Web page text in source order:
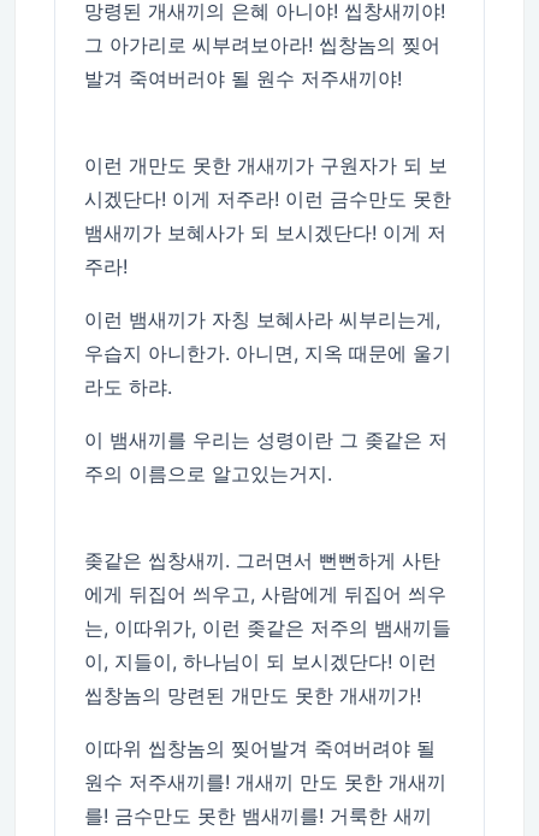
망령된 개새끼의 은혜 아니야! 씹창새끼야!
그 아가리로 씨부려보아라! 씹창놈의 찢어
발겨 죽여버러야 될 원수 저주새끼야!
이런 개만도 못한 개새끼가 구원자가 되 보
시겠단다! 이게 저주라! 이런 금수만도 못한
뱀새끼가 보혜사가 되 보시겠단다! 이게 저
주라!
이런 뱀새끼가 자칭 보혜사라 씨부리는게,
우습지 아니한가. 아니면, 지옥 때문에 울기
라도 하랴.
이 뱀새끼를 우리는 성령이란 그 좆같은 저
주의 이름으로 알고있는거지.
좆같은 씹창새끼. 그러면서 뻔뻔하게 사탄
에게 뒤집어 씌우고, 사람에게 뒤집어 씌우
는, 이따위가, 이런 좆같은 저주의 뱀새끼들
이, 지들이, 하나님이 되 보시겠단다! 이런
씹창놈의 망련된 개만도 못한 개새끼가!
이따위 씹창놈의 찢어발겨 죽여버려야 될
원수 저주새끼를! 개새끼 만도 못한 개새끼
를! 금수만도 못한 뱀새끼를! 거룩한 새끼